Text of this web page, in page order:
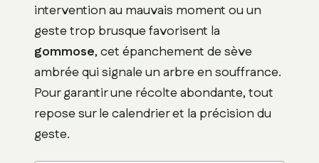
intervention au mauvais moment ou un
geste trop brusque favorisent la
gommose, cet épanchement de sève
ambrée qui signale un arbre en souffrance.
Pour garantir une récolte abondante, tout
repose sur le calendrier et la précision du
geste.